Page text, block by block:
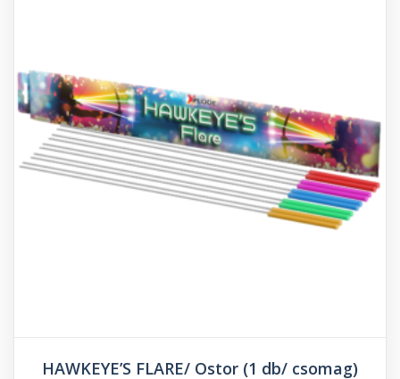
HAWKEYE’S FLARE/ Ostor (1 db/ csomag)